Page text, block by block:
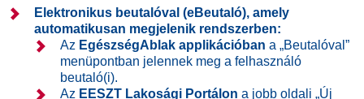
Elektronikus beutalóval (eBeutaló), amely
automatikusan megjelenik rendszerben:
Az EgészségAblak applikációban a „Beutalóval”
menüpontban jelennek meg a felhasználó
beutaló(i).
Az EESZT Lakosági Portálon a jobb oldali „Új